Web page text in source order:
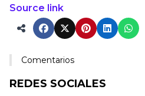
Source link
Comentarios
REDES SOCIALES